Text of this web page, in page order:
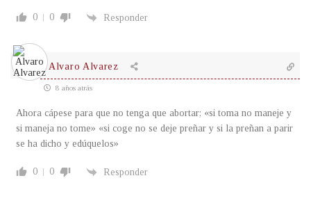
0 0 Responder
Alvaro Alvarez
8 años atrás
Ahora cápese para que no tenga que abortar; «si toma no maneje y
si maneja no tome» «si coge no se deje preñar y si la preñan a parir
se ha dicho y edúquelos»
0 0 Responder